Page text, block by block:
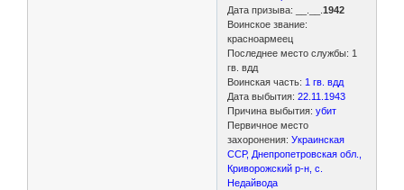
Дата призыва: __.__.1942
Воинское звание:
красноармеец
Последнее место службы: 1
гв. вдд
Воинская часть: 1 гв. вдд
Дата выбытия:22.11.1943
Причина выбытия:убит
Первичное место
захоронения:Украинская
ССР, Днепропетровская обл.,
Криворожский р-н, с.
Недайвода